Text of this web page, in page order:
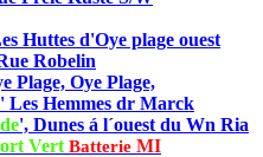
Huttes d'Oye plage ouest
Robelin
Plage, Oye Plage,
' Les Hemmes dr Marck
', Dunes á l´ouest du Wn Ria
Vert Batterie MI